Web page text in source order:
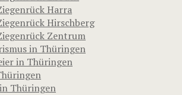
Harra
Hirschberg
Zentrum
in Thüringen
in Thüringen
Thüringen